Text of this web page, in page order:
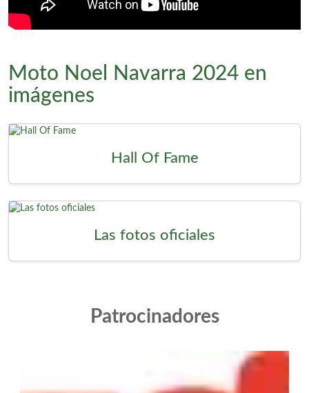
Moto Noel Navarra 2024 en
imágenes
Hall Of Fame
Las fotos oficiales
Patrocinadores